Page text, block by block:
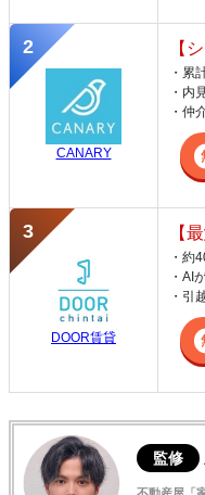
CANARY
【
・累
・内
・仲
DOOR賃貸
【
・約
・AI
・引
監修
不動産屋「